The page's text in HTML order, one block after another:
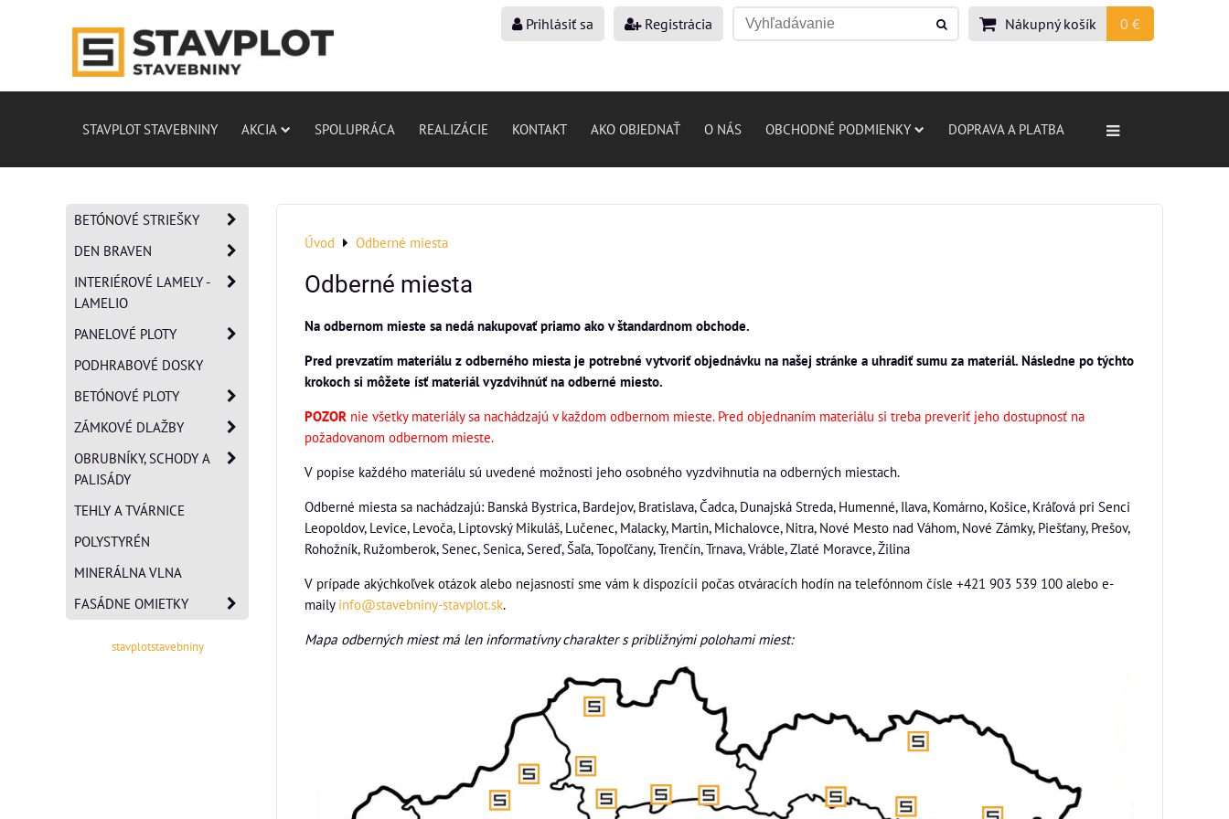
Prihlásiť sa Registrácia Nákupný košík 0 €
STAVPLOT STAVEBNINY AKCIA SPOLUPRÁCA REALIZÁCIE KONTAKT AKO OBJEDNAŤ O NÁS OBCHODNÉ PODMIENKY DOPRAVA A PLATBA
Úvod Odberné miesta
Odberné miesta
Na odbernom mieste sa nedá nakupovať priamo ako v štandardnom obchode.
Pred prevzatím materiálu z odberného miesta je potrebné vytvoriť objednávku na našej stránke a uhradiť sumu za materiál. Následne po týchto
krokoch si môžete ísť materiál vyzdvihnúť na odberné miesto.
POZOR nie všetky materiály sa nachádzajú v každom odbernom mieste. Pred objednaním materiálu si treba preveriť jeho dostupnosť na
požadovanom odbernom mieste.
V popise každého materiálu sú uvedené možnosti jeho osobného vyzdvihnutia na odberných miestach.
Odberné miesta sa nachádzajú: Banská Bystrica, Bardejov, Bratislava, Čadca, Dunajská Streda, Humenné, Ilava, Komárno, Košice, Kráľová pri Senci
Leopoldov, Levice, Levoča, Liptovský Mikuláš, Lučenec, Malacky, Martin, Michalovce, Nitra, Nové Mesto nad Váhom, Nové Zámky, Piešťany, Prešov,
Rohožník, Ružomberok, Senec, Senica, Sereď, Šaľa, Topoľčany, Trenčín, Trnava, Vráble, Zlaté Moravce, Žilina
V prípade akýchkoľvek otázok alebo nejasností sme vám k dispozícii počas otváracích hodín na telefónnom čísle +421 903 539 100 alebo e-
maily info@stavebniny-stavplot.sk.
Mapa odberných miest má len informatívny charakter s približnými polohami miest:
BETÓNOVÉ STRIEŠKY
DEN BRAVEN
INTERIÉROVÉ LAMELY -
LAMELIO
PANELOVÉ PLOTY
PODHRABOVÉ DOSKY
BETÓNOVÉ PLOTY
ZÁMKOVÉ DLAŽBY
OBRUBNÍKY, SCHODY A
PALISÁDY
TEHLY A TVÁRNICE
POLYSTYRÉN
MINERÁLNA VLNA
FASÁDNE OMIETKY
stavplotstavebniny